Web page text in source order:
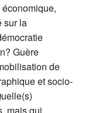
sur la
Guère
de
et socio-
mais qui